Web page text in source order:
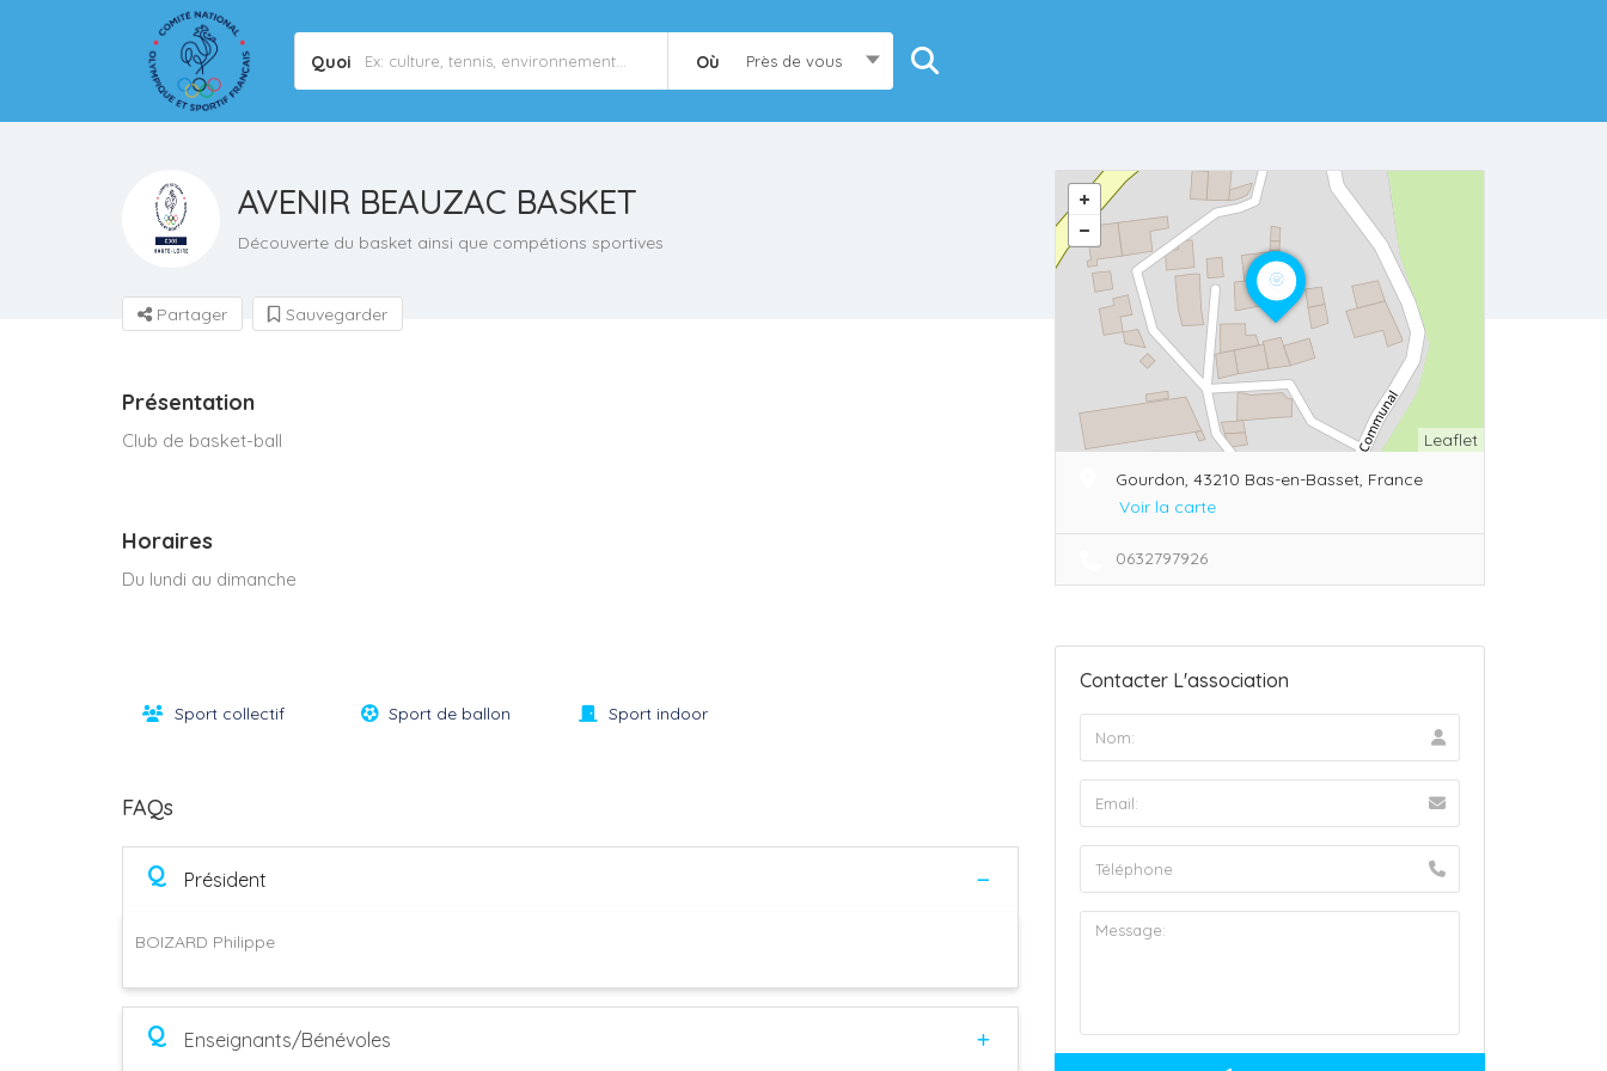
Quoi Où Près de vous
AVENIR BEAUZAC BASKET
Découverte du basket ainsi que compétions sportives
Partager Sauvegarder
Présentation
Club de basket-ball
Horaires
Du lundi au dimanche
Sport collectif Sport de ballon Sport indoor
FAQs
Q Président
BOIZARD Philippe
Q Enseignants/Bénévoles
Leaflet
Gourdon, 43210 Bas-en-Basset, France
Voir la carte
0632797926
Contacter L'association